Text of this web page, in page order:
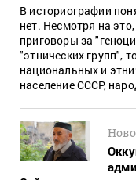
В историографии
нет. Несмотря на
приговоры за
"этнических групп",
национальных и
население СССР,